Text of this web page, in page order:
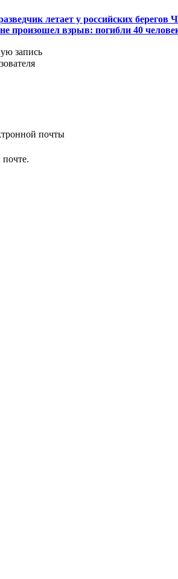
летает у российских
произошел взрыв: погибли 40
запись
почты